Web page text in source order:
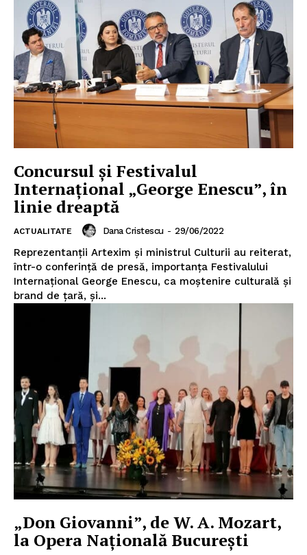
Concursul și Festivalul
Internațional „George Enescu”, în
linie dreaptă
ACTUALITATE Dana Cristescu - 29/06/2022
Reprezentanții Artexim și ministrul Culturii au reiterat,
într-o conferință de presă, importanța Festivalului
Internațional George Enescu, ca moștenire culturală și
brand de țară, și...
„Don Giovanni”, de W. A. Mozart,
la Opera Națională București